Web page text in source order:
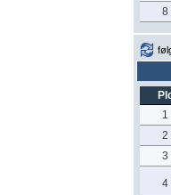
8
1
2
3
4